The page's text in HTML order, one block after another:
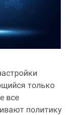
только
все
политику